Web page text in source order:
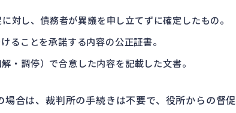
対し、債務者が異議を申し立てずに確定したもの。
ることを承諾する内容の公正証書。
・調停）で合意した内容を記載した文書。
合は、裁判所の手続きは不要で、役所からの督促